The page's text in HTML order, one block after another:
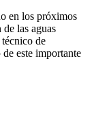
en los próximos
las aguas
de
este importante